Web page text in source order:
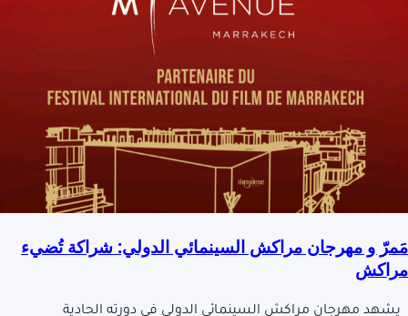
مَمرّ و مهرجان مراكش السينمائي الدولي: شراكة تُضيء
مراكش
يشهد مهرجان مراكش السينمائي الدولي في دورته الحادية